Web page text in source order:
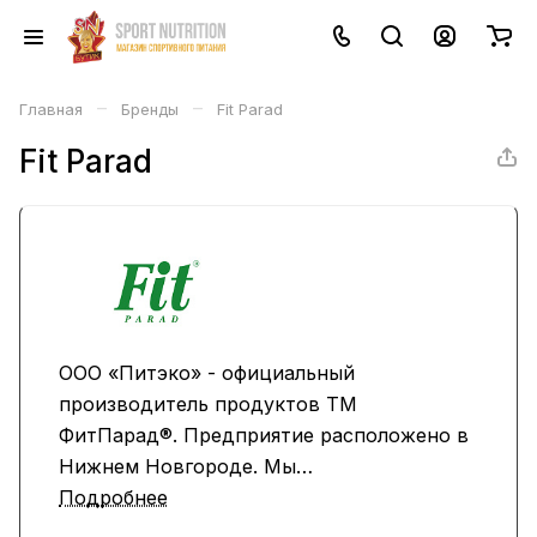
Главная – Бренды – Fit Parad
Fit Parad
ООО «Питэко» - официальный
производитель продуктов ТМ
ФитПарад®. Предприятие расположено в
Нижнем Новгороде. Мы
специализируемся на выпуске
Подробнее